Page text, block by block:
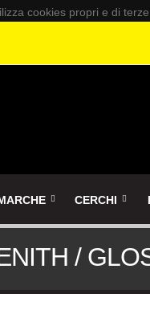
cookies propri e di
CERCHI
/